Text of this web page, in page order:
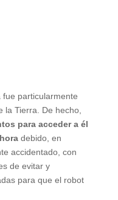
particularmente
la Tierra. De hecho,
para acceder a él
debido, en
accidentado, con
de evitar y
para que el robot